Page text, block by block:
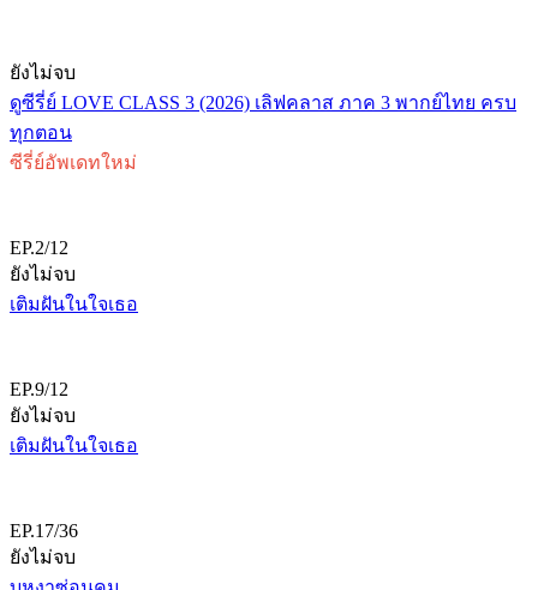
ยังไม่จบ
ดูซีรี่ย์ LOVE CLASS 3 (2026) เลิฟคลาส ภาค 3 พากย์ไทย ครบ
ทุกตอน
ซีรี่ย์อัพเดทใหม่
EP.2/12
ยังไม่จบ
เติมฝันในใจเธอ
EP.9/12
ยังไม่จบ
เติมฝันในใจเธอ
EP.17/36
ยังไม่จบ